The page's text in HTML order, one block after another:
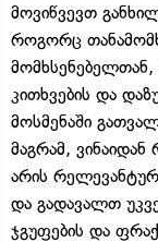
მოვიწვევთ
როგორც
კითხვების და
მოსმენაში
მაგრამ,
არის
და გადავალთ
ჯგუფების და